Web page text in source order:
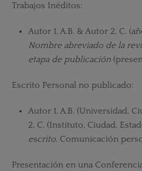
Trabajos Inéditos:
Autor 1, A.B. & Autor 2, C.
Nombre abreviado de la
etapa de publicación
Escrito Personal no publicado:
Autor 1, A.B. (Universidad,
2, C. (Instituto, Ciudad,
escrito. Comunicación
Presentación en una